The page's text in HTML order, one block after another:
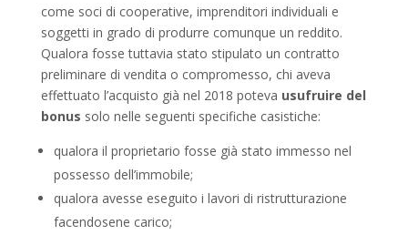
come soci di cooperative, imprenditori individuali e
soggetti in grado di produrre comunque un reddito.
Qualora fosse tuttavia stato stipulato un contratto
preliminare di vendita o compromesso, chi aveva
effettuato l’acquisto già nel 2018 poteva usufruire del
bonus solo nelle seguenti specifiche casistiche:
qualora il proprietario fosse già stato immesso nel
possesso dell’immobile;
qualora avesse eseguito i lavori di ristrutturazione
facendosene carico;